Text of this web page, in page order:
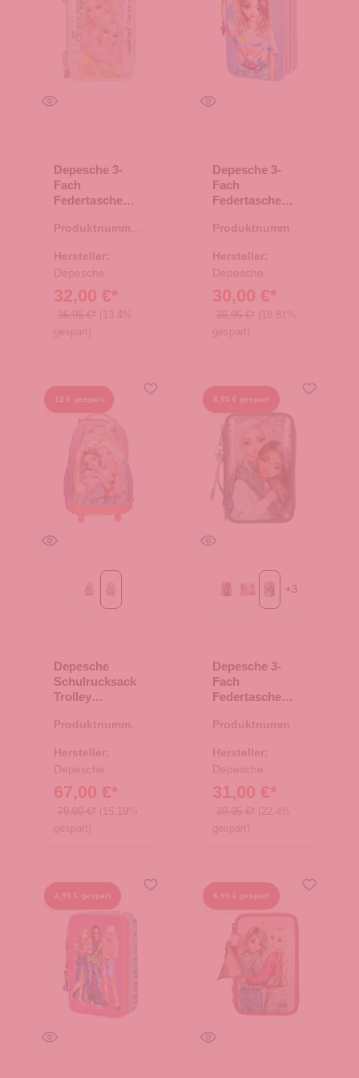
Depesche 3-
Fach
Federtasche
ELECTRIC 10-
Produktnummer:
Hersteller:
Depesche
32,00 €*
36,95 €* (13.4%
gespart)
Depesche 3-
Fach
Federtasche
FLASH lila
Produktnummer:
Hersteller:
Depesche
30,00 €*
36,95 €* (18.81%
gespart)
12 € gespart
DOTSGIRL POWER
Depesche
Schulrucksack
Trolley
POWER
Produktnummer:
Hersteller:
Depesche
67,00 €*
79,00 €* (15.19%
gespart)
8,95 € gespart
GIRL POWER
JUICYMY BFF
+3
Depesche 3-
Fach
Federtasche
BFF
Produktnummer:
Hersteller:
Depesche
31,00 €*
39,95 €* (22.4%
gespart)
4,95 € gespart 6,95 € gespart